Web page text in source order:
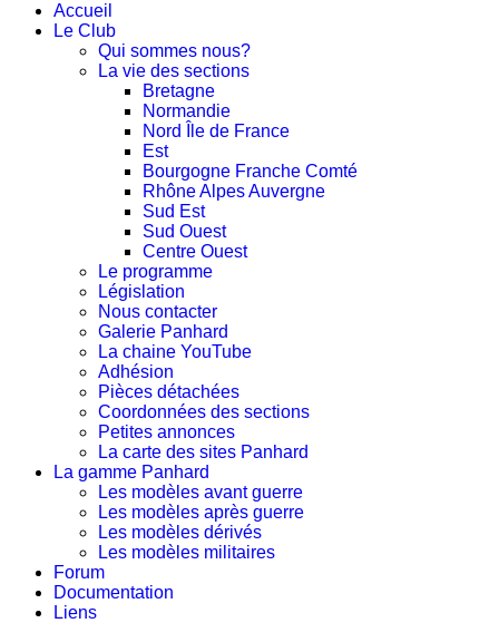
Accueil
Le Club
Qui sommes nous?
La vie des sections
Bretagne
Normandie
Nord Île de France
Est
Bourgogne Franche Comté
Rhône Alpes Auvergne
Sud Est
Sud Ouest
Centre Ouest
Le programme
Législation
Nous contacter
Galerie Panhard
La chaine YouTube
Adhésion
Pièces détachées
Coordonnées des sections
Petites annonces
La carte des sites Panhard
La gamme Panhard
Les modèles avant guerre
Les modèles après guerre
Les modèles dérivés
Les modèles militaires
Forum
Documentation
Liens